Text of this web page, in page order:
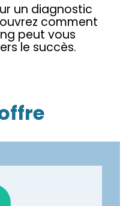
un diagnostic
comment
peut vous
le succès.